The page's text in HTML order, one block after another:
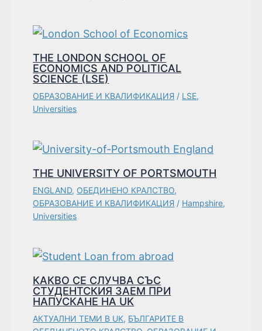
THE LONDON SCHOOL OF
ECONOMICS AND POLITICAL
SCIENCE (LSE)
ОБРАЗОВАНИЕ И КВАЛИФИКАЦИЯ / LSE,
Universities
THE UNIVERSITY OF PORTSMOUTH
ENGLAND, ОБЕДИНЕНО КРАЛСТВО,
ОБРАЗОВАНИЕ И КВАЛИФИКАЦИЯ / Hampshire,
Universities
КАКВО СЕ СЛУЧВА СЪС
СТУДЕНТСКИЯ ЗАЕМ ПРИ
НАПУСКАНЕ НА UK
АКТУАЛНИ ТЕМИ В UK, БЪЛГАРИТЕ В